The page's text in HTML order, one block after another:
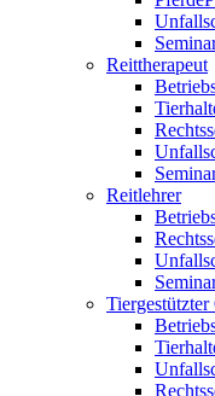
Reittherapeut
Reitlehrer
Tiergestützter